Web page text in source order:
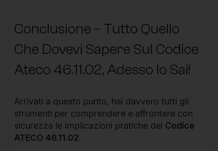
Conclusione – Tutto Quello
Che Dovevi Sapere Sul Codice
Ateco 46.11.02, Adesso lo Sai!
Arrivati a questo punto, hai davvero tutti gli
strumenti per comprendere e affrontare con
sicurezza le implicazioni pratiche del Codice
ATECO 46.11.02.